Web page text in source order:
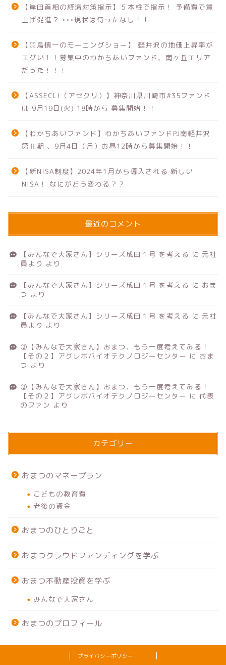
【岸田首相の経済対策指示】５本柱で指示！ 予備費で賃
上げ促進？ •••現状は待ったなし！！
【羽鳥慎一のモーニングショー】 軽井沢の地価上昇率が
エグい！！募集中のわかちあいファンド、南ヶ丘エリア
だった！！！
【ASSECLI（アセクリ）】神奈川県川崎市#35ファンド
は 9月19日(火) 18時から 募集開始！！
【わかちあいファンド】わかちあいファンドPJ南軽井沢
第Ⅱ期 、9月4日（月）お昼12時から募集開始！！
【新NISA制度】2024年1月から導入される 新しい
NISA！ なにがどう変わる？？
最近のコメント
【みんなで大家さん】シリーズ成田１号 を考える に 元社
員より より
【みんなで大家さん】シリーズ成田１号 を考える に おま
つ より
【みんなで大家さん】シリーズ成田１号 を考える に 元社
員より より
②【みんなで大家さん】おまつ、もう一度考えてみる！
【その２】アグレボバイオテクノロジーセンター に おま
つ より
②【みんなで大家さん】おまつ、もう一度考えてみる！
【その２】アグレボバイオテクノロジーセンター に 代表
のファン より
カテゴリー
おまつのマネープラン
こどもの教育費
老後の資金
おまつのひとりごと
おまつクラウドファンディングを学ぶ
おまつ不動産投資を学ぶ
みんなで大家さん
おまつのプロフィール
プライバシーポリシー